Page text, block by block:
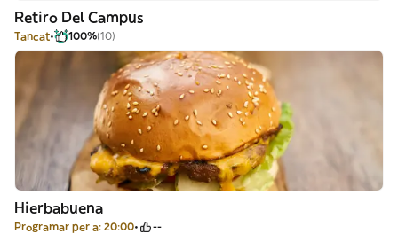
Retiro Del Campus
Tancat 100%(10)
Hierbabuena
Programar per a: 20:00 --